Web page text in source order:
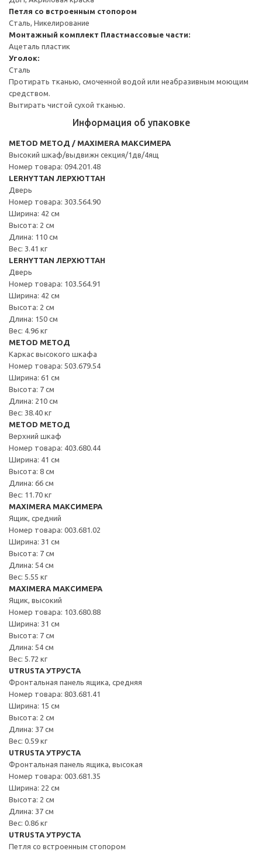
Петля со встроенным стопором
Сталь, Никелирование
Монтажный комплект Пластмассовые части:
Ацеталь пластик
Уголок:
Сталь
Протирать тканью, смоченной водой или неабразивным моющим
средством.
Вытирать чистой сухой тканью.
Информация об упаковке
METOD МЕТОД / MAXIMERA МАКСИМЕРА
Высокий шкаф/выдвижн секция/1дв/4ящ
Номер товара: 094.201.48
LERHYTTAN ЛЕРХЮТТАН
Дверь
Номер товара: 303.564.90
Ширина: 42 см
Высота: 2 см
Длина: 110 см
Вес: 3.41 кг
LERHYTTAN ЛЕРХЮТТАН
Дверь
Номер товара: 103.564.91
Ширина: 42 см
Высота: 2 см
Длина: 150 см
Вес: 4.96 кг
METOD МЕТОД
Каркас высокого шкафа
Номер товара: 503.679.54
Ширина: 61 см
Высота: 7 см
Длина: 210 см
Вес: 38.40 кг
METOD МЕТОД
Верхний шкаф
Номер товара: 403.680.44
Ширина: 41 см
Высота: 8 см
Длина: 66 см
Вес: 11.70 кг
MAXIMERA МАКСИМЕРА
Ящик, средний
Номер товара: 003.681.02
Ширина: 31 см
Высота: 7 см
Длина: 54 см
Вес: 5.55 кг
MAXIMERA МАКСИМЕРА
Ящик, высокий
Номер товара: 103.680.88
Ширина: 31 см
Высота: 7 см
Длина: 54 см
Вес: 5.72 кг
UTRUSTA УТРУСТА
Фронтальная панель ящика, средняя
Номер товара: 803.681.41
Ширина: 15 см
Высота: 2 см
Длина: 37 см
Вес: 0.59 кг
UTRUSTA УТРУСТА
Фронтальная панель ящика, высокая
Номер товара: 003.681.35
Ширина: 22 см
Высота: 2 см
Длина: 37 см
Вес: 0.86 кг
UTRUSTA УТРУСТА
Петля со встроенным стопором